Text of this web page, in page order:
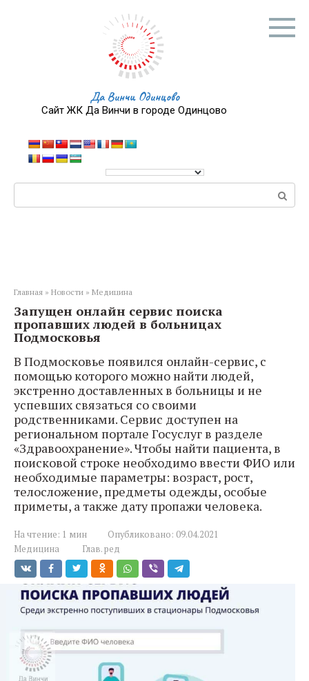
Да Винчи Одинцово
Сайт ЖК Да Винчи в городе Одинцово
Главная » Новости » Медицина
Запущен онлайн сервис поиска
пропавших людей в больницах
Подмосковья
В Подмосковье появился онлайн-сервис, с
помощью которого можно найти людей,
экстренно доставленных в больницы и не
успевших связаться со своими
родственниками. Сервис доступен на
региональном портале Госуслуг в разделе
«Здравоохранение». Чтобы найти пациента, в
поисковой строке необходимо ввести ФИО или
необходимые параметры: возраст, рост,
телосложение, предметы одежды, особые
приметы, а также дату пропажи человека.
На чтение: 1 мин Опубликовано: 09.04.2021
Медицина
Глав. ред